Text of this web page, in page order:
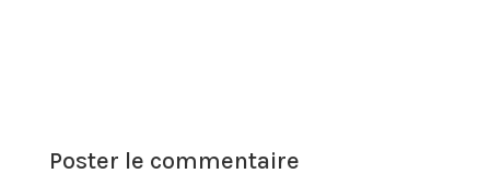
Poster le commentaire